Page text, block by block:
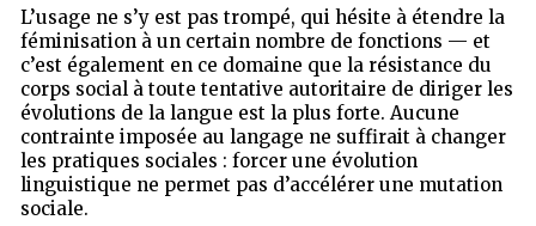
L’usage ne s’y est pas trompé, qui hésite à étendre la
féminisation à un certain nombre de fonctions — et
c’est également en ce domaine que la résistance du
corps social à toute tentative autoritaire de diriger les
évolutions de la langue est la plus forte. Aucune
contrainte imposée au langage ne suffirait à changer
les pratiques sociales : forcer une évolution
linguistique ne permet pas d’accélérer une mutation
sociale.